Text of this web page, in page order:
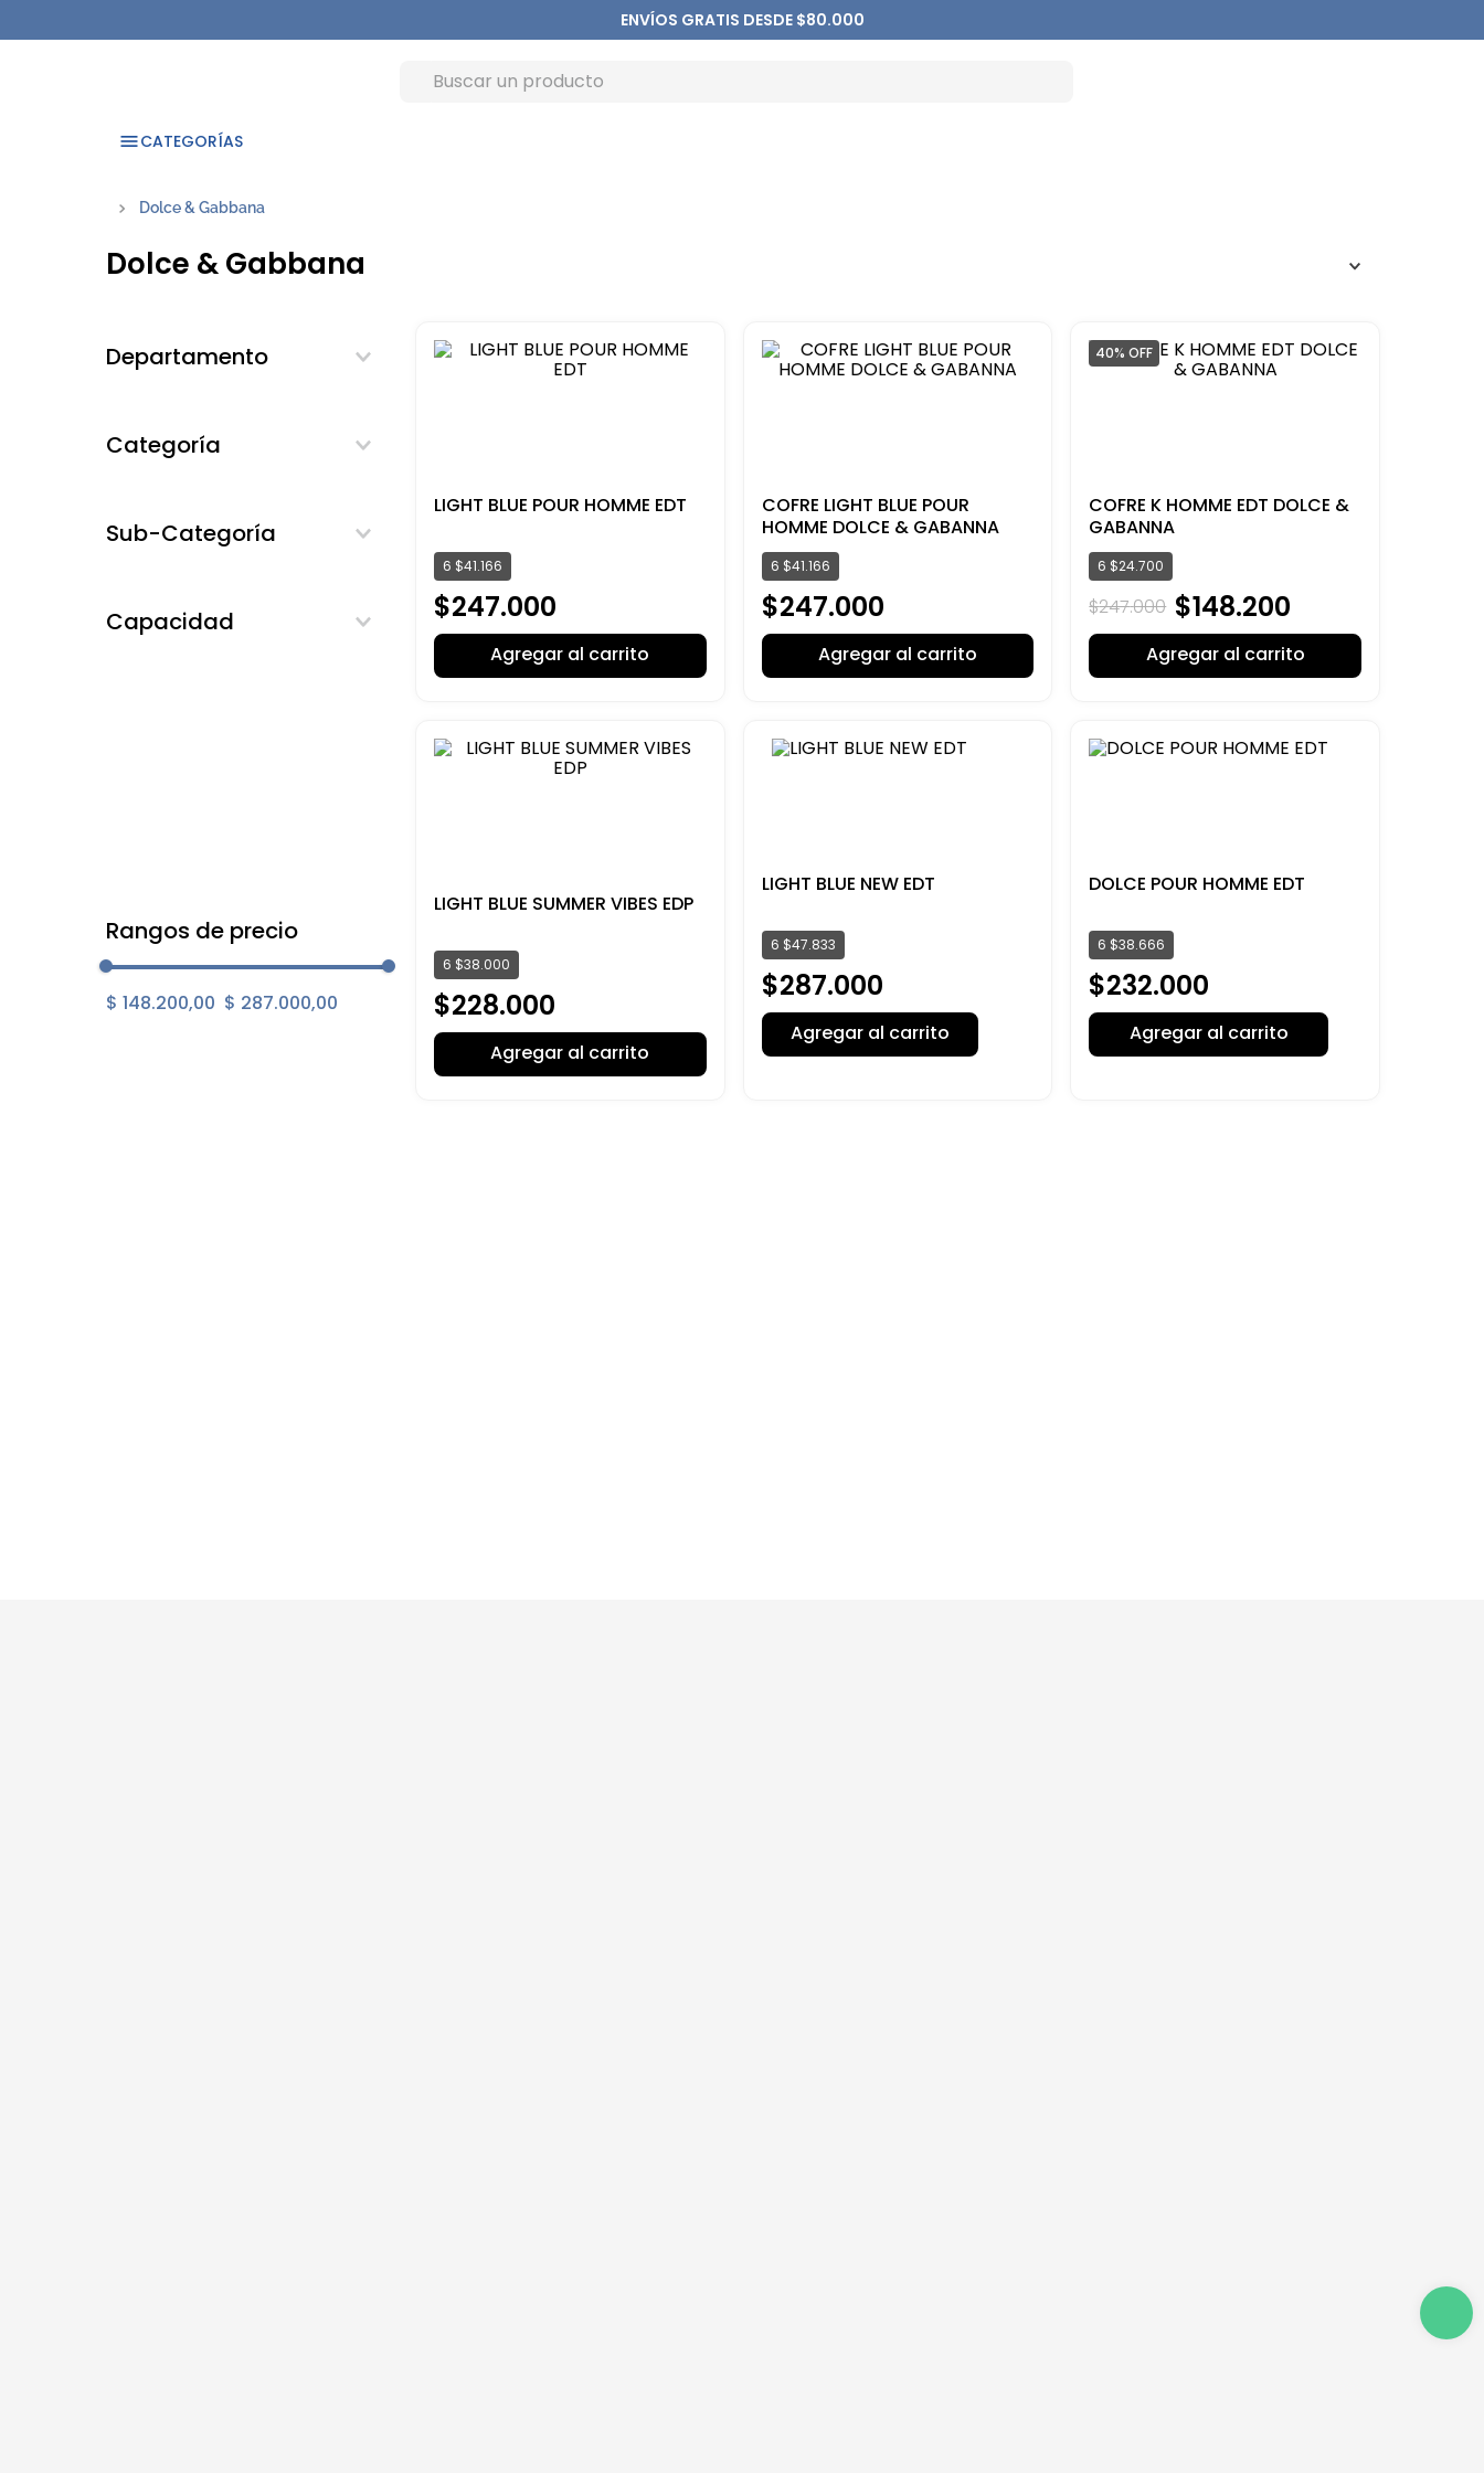
ENVÍOS GRATIS DESDE $80.000
CATEGORÍAS
Dolce & Gabbana
Dolce & Gabbana
Departamento
Categoría
Sub-Categoría
Capacidad
Rangos de precio
$ 148.200,00 $ 287.000,00
LIGHT BLUE POUR HOMME EDT
6 $41.166
$247.000
Agregar al carrito
COFRE LIGHT BLUE POUR
HOMME DOLCE & GABANNA
6 $41.166
$247.000
Agregar al carrito
40% OFF
COFRE K HOMME EDT DOLCE &
GABANNA
6 $24.700
$247.000 $148.200
Agregar al carrito
LIGHT BLUE SUMMER VIBES EDP
6 $38.000
$228.000
Agregar al carrito
LIGHT BLUE NEW EDT
6 $47.833
$287.000
Agregar al carrito
DOLCE POUR HOMME EDT
6 $38.666
$232.000
Agregar al carrito